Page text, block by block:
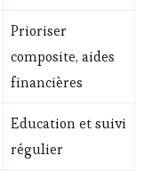
Prioriser
composite, aides
financières
Education et suivi
régulier